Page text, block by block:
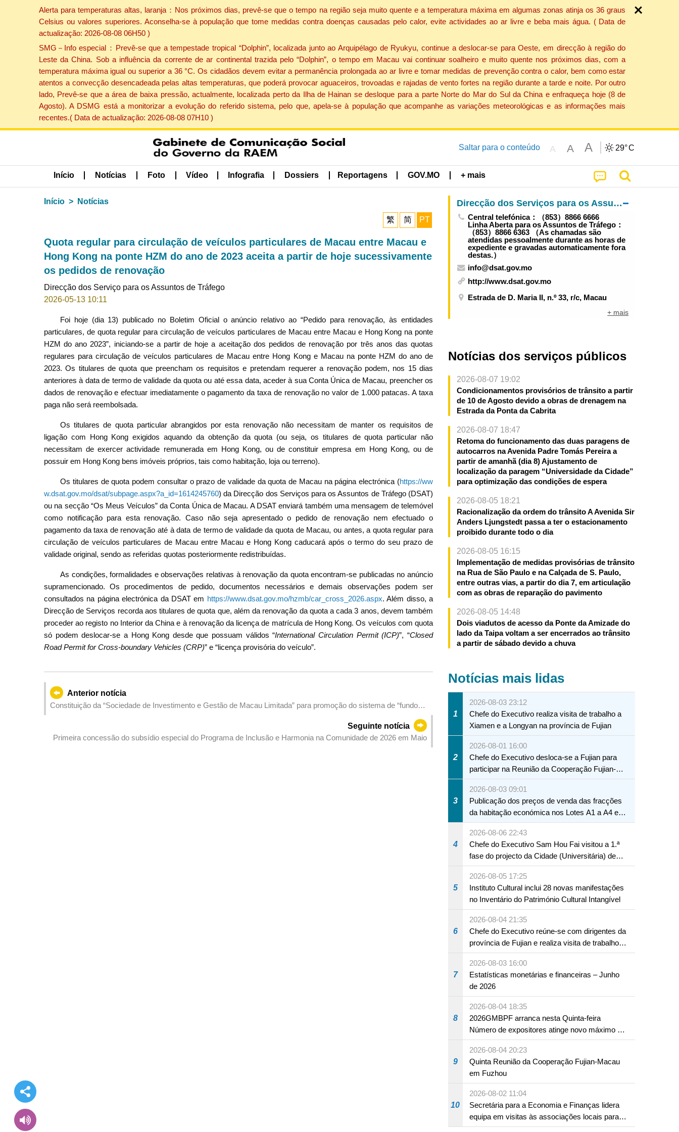
Alerta para temperaturas altas, laranja：Nos próximos dias, prevê-se que o tempo na região seja muito quente e a temperatura máxima em algumas zonas atinja os 36 graus
Celsius ou valores superiores. Aconselha-se à população que tome medidas contra doenças causadas pelo calor, evite actividades ao ar livre e beba mais água. ( Data de
actualização: 2026-08-08 06H50 )
SMG－Info especial：Prevê-se que a tempestade tropical “Dolphin”, localizada junto ao Arquipélago de Ryukyu, continue a deslocar-se para Oeste, em direcção à região do
Leste da China. Sob a influência da corrente de ar continental trazida pelo “Dolphin”, o tempo em Macau vai continuar soalheiro e muito quente nos próximos dias, com a
temperatura máxima igual ou superior a 36 °C. Os cidadãos devem evitar a permanência prolongada ao ar livre e tomar medidas de prevenção contra o calor, bem como estar
atentos a convecção desencadeada pelas altas temperaturas, que poderá provocar aguaceiros, trovoadas e rajadas de vento fortes na região durante a tarde e noite. Por outro
lado, Prevê-se que a área de baixa pressão, actualmente, localizada perto da Ilha de Hainan se desloque para a parte Norte do Mar do Sul da China e enfraqueça hoje (8 de
Agosto). A DSMG está a monitorizar a evolução do referido sistema, pelo que, apela-se à população que acompanhe as variações meteorológicas e as informações mais
recentes.( Data de actualização: 2026-08-08 07H10 )
Saltar para o conteúdo A A A 29°C
Início Notícias Foto Vídeo Infografia Dossiers Reportagens GOV.MO + mais
Início Notícias
繁 简 PT
Quota regular para circulação de veículos particulares de Macau entre Macau e
Hong Kong na ponte HZM do ano de 2023 aceita a partir de hoje sucessivamente
os pedidos de renovação
Direcção dos Serviço para os Assuntos de Tráfego
2026-05-13 10:11
Foi hoje (dia 13) publicado no Boletim Oficial o anúncio relativo ao “Pedido para renovação, às entidades
particulares, de quota regular para circulação de veículos particulares de Macau entre Macau e Hong Kong na ponte
HZM do ano 2023”, iniciando-se a partir de hoje a aceitação dos pedidos de renovação por três anos das quotas
regulares para circulação de veículos particulares de Macau entre Hong Kong e Macau na ponte HZM do ano de
2023. Os titulares de quota que preencham os requisitos e pretendam requerer a renovação podem, nos 15 dias
anteriores à data de termo de validade da quota ou até essa data, aceder à sua Conta Única de Macau, preencher os
dados de renovação e efectuar imediatamente o pagamento da taxa de renovação no valor de 1.000 patacas. A taxa
paga não será reembolsada.
Os titulares de quota particular abrangidos por esta renovação não necessitam de manter os requisitos de
ligação com Hong Kong exigidos aquando da obtenção da quota (ou seja, os titulares de quota particular não
necessitam de exercer actividade remunerada em Hong Kong, ou de constituir empresa em Hong Kong, ou de
possuir em Hong Kong bens imóveis próprios, tais como habitação, loja ou terreno).
Os titulares de quota podem consultar o prazo de validade da quota de Macau na página electrónica (https://ww
w.dsat.gov.mo/dsat/subpage.aspx?a_id=1614245760) da Direcção dos Serviços para os Assuntos de Tráfego (DSAT)
ou na secção “Os Meus Veículos” da Conta Única de Macau. A DSAT enviará também uma mensagem de telemóvel
como notificação para esta renovação. Caso não seja apresentado o pedido de renovação nem efectuado o
pagamento da taxa de renovação até à data de termo de validade da quota de Macau, ou antes, a quota regular para
circulação de veículos particulares de Macau entre Macau e Hong Kong caducará após o termo do seu prazo de
validade original, sendo as referidas quotas posteriormente redistribuídas.
As condições, formalidades e observações relativas à renovação da quota encontram-se publicadas no anúncio
supramencionado. Os procedimentos de pedido, documentos necessários e demais observações podem ser
consultados na página electrónica da DSAT em https://www.dsat.gov.mo/hzmb/car_cross_2026.aspx. Além disso, a
Direcção de Serviços recorda aos titulares de quota que, além da renovação da quota a cada 3 anos, devem também
proceder ao registo no Interior da China e à renovação da licença de matrícula de Hong Kong. Os veículos com quota
só podem deslocar-se a Hong Kong desde que possuam válidos “International Circulation Permit (ICP)”, “Closed
Road Permit for Cross-boundary Vehicles (CRP)” e “licença provisória do veículo”.
Anterior notícia
Constituição da “Sociedade de Investimento e Gestão de Macau Limitada” para promoção do sistema de “fundos
Seguinte notícia
Primeira concessão do subsídio especial do Programa de Inclusão e Harmonia na Comunidade de 2026 em Maio
Direcção dos Serviços para os Assuntos de Tráfego
Central telefónica：（853）8866 6666
Linha Aberta para os Assuntos de Tráfego：
（853）8866 6363 （As chamadas são
atendidas pessoalmente durante as horas de
expediente e gravadas automaticamente fora
destas.）
info@dsat.gov.mo
http://www.dsat.gov.mo
Estrada de D. Maria II, n.º 33, r/c, Macau
+ mais
Notícias dos serviços públicos
2026-08-07 19:02
Condicionamentos provisórios de trânsito a partir
de 10 de Agosto devido a obras de drenagem na
Estrada da Ponta da Cabrita
2026-08-07 18:47
Retoma do funcionamento das duas paragens de
autocarros na Avenida Padre Tomás Pereira a
partir de amanhã (dia 8) Ajustamento de
localização da paragem “Universidade da Cidade”
para optimização das condições de espera
2026-08-05 18:21
Racionalização da ordem do trânsito A Avenida Sir
Anders Ljungstedt passa a ter o estacionamento
proibido durante todo o dia
2026-08-05 16:15
Implementação de medidas provisórias de trânsito
na Rua de São Paulo e na Calçada de S. Paulo,
entre outras vias, a partir do dia 7, em articulação
com as obras de reparação do pavimento
2026-08-05 14:48
Dois viadutos de acesso da Ponte da Amizade do
lado da Taipa voltam a ser encerrados ao trânsito
a partir de sábado devido a chuva
Notícias mais lidas
1
2026-08-03 23:12
Chefe do Executivo realiza visita de trabalho a
Xiamen e a Longyan na província de Fujian
2
2026-08-01 16:00
Chefe do Executivo desloca-se a Fujian para
participar na Reunião da Cooperação Fujian-
Macau
3
2026-08-03 09:01
Publicação dos preços de venda das fracções
da habitação económica nos Lotes A1 a A4 e
A12 da Zona A dos Novos Aterros
4
2026-08-06 22:43
Chefe do Executivo Sam Hou Fai visitou a 1.ª
fase do projecto da Cidade (Universitária) de
Educação Internacional de Macau e Hengqin
5
2026-08-05 17:25
Instituto Cultural inclui 28 novas manifestações
no Inventário do Património Cultural Intangível
6
2026-08-04 21:35
Chefe do Executivo reúne-se com dirigentes da
província de Fujian e realiza visita de trabalho
em Fuzhou
7
2026-08-03 16:00
Estatísticas monetárias e financeiras – Junho
de 2026
8
2026-08-04 18:35
2026GMBPF arranca nesta Quinta-feira
Número de expositores atinge novo máximo em
18 anos
9
2026-08-04 20:23
Quinta Reunião da Cooperação Fujian-Macau
em Fuzhou
10
2026-08-02 11:04
Secretária para a Economia e Finanças lidera
equipa em visitas às associações locais para
consolidar consensos e promover os trabalhos